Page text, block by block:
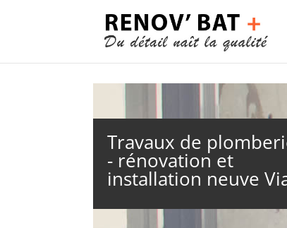
Travaux de
- rénovation et
installation neuve